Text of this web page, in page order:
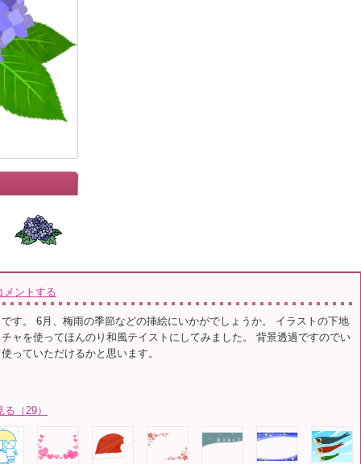
メントする
す。 6月、梅雨の季節などの挿絵にいかがでしょうか。 イラストの下地
ャを使ってほんのり和風テイストにしてみました。 背景透過ですのでい
っていただけるかと思います。
（29）